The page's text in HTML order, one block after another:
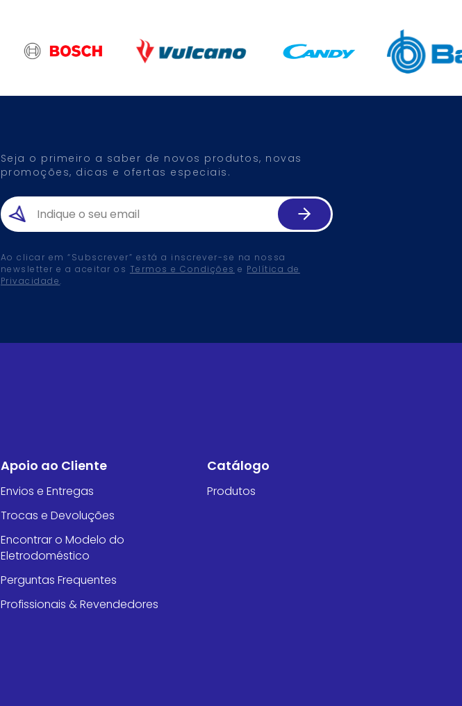
Seja o primeiro a saber de novos produtos, novas
promoções, dicas e ofertas especiais.
Ao clicar em “Subscrever” está a inscrever-se na nossa
newsletter e a aceitar os Termos e Condições e Política de
Privacidade.
Apoio ao Cliente
Envios e Entregas
Trocas e Devoluções
Encontrar o Modelo do
Eletrodoméstico
Perguntas Frequentes
Profissionais & Revendedores
Catálogo
Produtos